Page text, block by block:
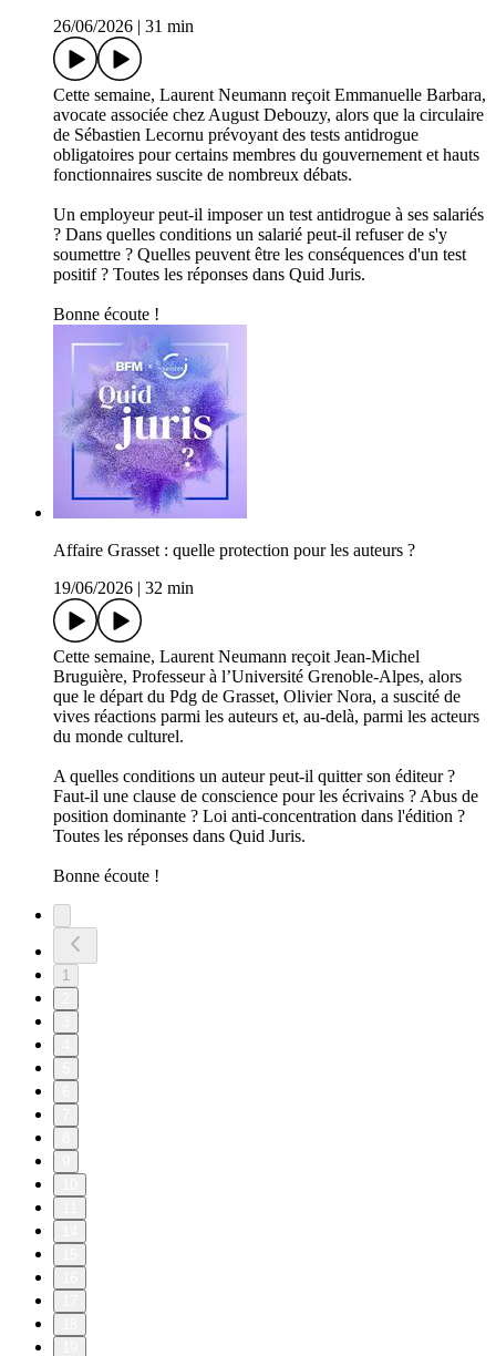
26/06/2026
31 min
Cette semaine, Laurent Neumann reçoit Emmanuelle Barbara,
avocate associée chez August Debouzy, alors que la circulaire
de Sébastien Lecornu prévoyant des tests antidrogue
obligatoires pour certains membres du gouvernement et hauts
fonctionnaires suscite de nombreux débats.
Un employeur peut-il imposer un test antidrogue à ses salariés
? Dans quelles conditions un salarié peut-il refuser de s'y
soumettre ? Quelles peuvent être les conséquences d'un test
positif ? Toutes les réponses dans Quid Juris.
Bonne écoute !
Affaire Grasset : quelle protection pour les auteurs ?
19/06/2026
32 min
Cette semaine, Laurent Neumann reçoit Jean-Michel
Bruguière, Professeur à l’Université Grenoble-Alpes, alors
que le départ du Pdg de Grasset, Olivier Nora, a suscité de
vives réactions parmi les auteurs et, au-delà, parmi les acteurs
du monde culturel.
A quelles conditions un auteur peut-il quitter son éditeur ?
Faut-il une clause de conscience pour les écrivains ? Abus de
position dominante ? Loi anti-concentration dans l'édition ?
Toutes les réponses dans Quid Juris.
Bonne écoute !
1